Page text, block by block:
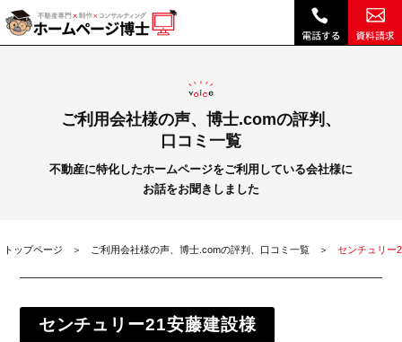
【査定依頼数8倍!】売却キーワードのSEO対策で4エリア上位表示も成功|センチュリー21安藤建設様インタビュー｜不動産ホームページ制作は博士ドットコム
ご利用会社様の声、博士.comの評判、
口コミ一覧
不動産に特化したホームページをご利用している会社様に
お話をお聞きしました
トップページ ご利用会社様の声、博士.comの評判、口コミ一覧 センチュリー
センチュリー21安藤建設様